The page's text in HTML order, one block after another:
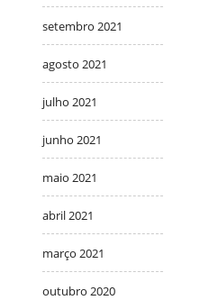
setembro 2021
agosto 2021
julho 2021
junho 2021
maio 2021
abril 2021
março 2021
outubro 2020